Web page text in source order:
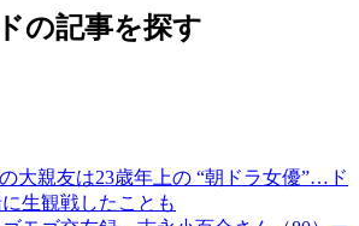
の記事を探す
大親友は23歳年上の “朝ドラ女優”…ド
生観戦したことも